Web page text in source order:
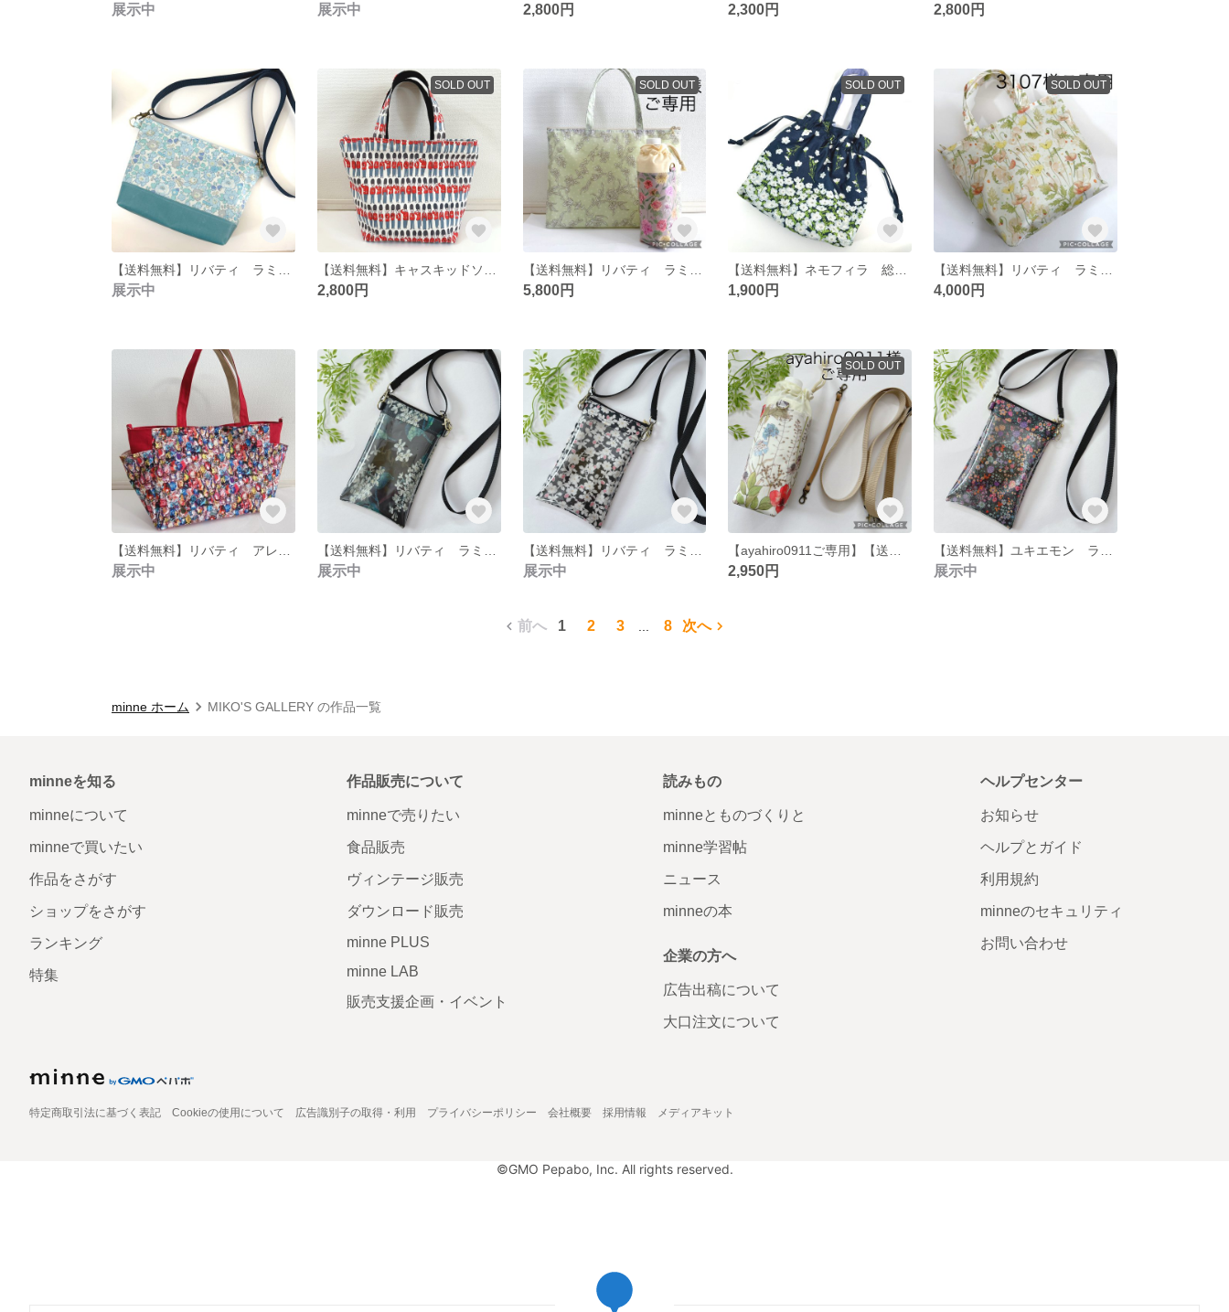
展示中 展示中 2,800円 2,300円 2,800円
展示中
SOLD OUT
2,800円
SOLD OUT
5,800円
SOLD OUT
1,900円
SOLD OUT
4,000円
展示中 展示中 展示中
SOLD OUT
2,950円 展示中
前へ 1 2 3 8 次へ
minne ホーム MIKO'S GALLERY の作品一覧
minneを知る
minneについて
minneで買いたい
作品をさがす
ショップをさがす
ランキング
特集
作品販売について
minneで売りたい
食品販売
ヴィンテージ販売
ダウンロード販売
minne PLUS
minne LAB
販売支援企画・イベント
読みもの
minneとものづくりと
minne学習帖
ニュース
minneの本
企業の方へ
広告出稿について
大口注文について
ヘルプセンター
お知らせ
ヘルプとガイド
利用規約
minneのセキュリティ
お問い合わせ
特定商取引法に基づく表記 Cookieの使用について 広告識別子の取得・利用 プライバシーポリシー 会社概要 採用情報 メディアキット
©GMO Pepabo, Inc. All rights reserved.